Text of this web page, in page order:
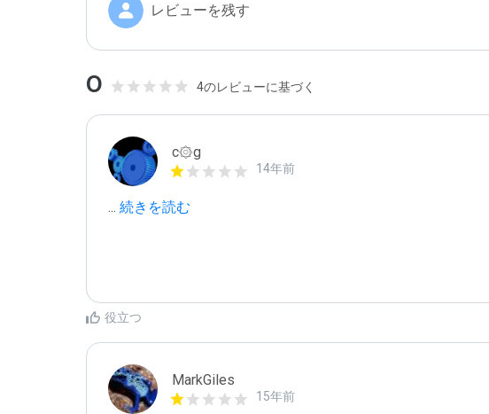
レビューを残す
0 4のレビューに基づく
c۞g
14年前
... 続きを読む
役立つ
MarkGiles
15年前